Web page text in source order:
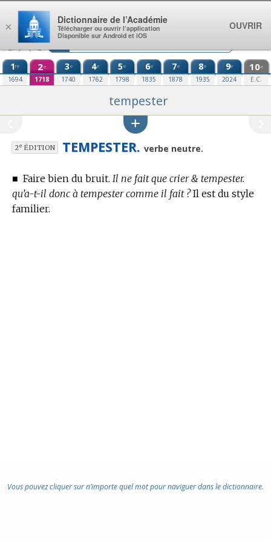
Aller au contenu
1re
1694
2e
1718
3e
1740
4e
1762
5e
1798
6e
1835
7e
1878
8e
1935
9e
2024
10e
E.C.
tempester
2eÉDITION TEMPESTER. verbe neutre.
■ Faire bien du bruit. Il ne fait que crier & tempester.
qu’a-t-il donc à tempester comme il fait ?Il est du style
familier.
Vous pouvez cliquer sur n’importe quel mot pour naviguer dans le dictionnaire.
×
Dictionnaire de l’Académie
Télécharger ou ouvrir l’application
Disponible sur Android et iOS
OUVRIR